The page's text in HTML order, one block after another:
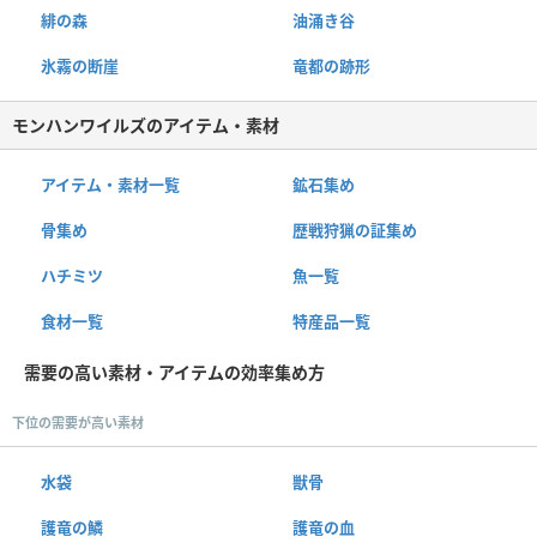
緋の森 油涌き谷
氷霧の断崖 竜都の跡形
モンハンワイルズのアイテム・素材
アイテム・素材一覧 鉱石集め
骨集め 歴戦狩猟の証集め
ハチミツ 魚一覧
食材一覧 特産品一覧
需要の高い素材・アイテムの効率集め方
下位の需要が高い素材
水袋 獣骨
護竜の鱗 護竜の血